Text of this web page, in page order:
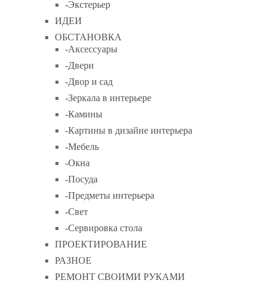
-Экстерьер
ИДЕИ
ОБСТАНОВКА
-Аксессуары
-Двери
-Двор и сад
-Зеркала в интерьере
-Камины
-Картины в дизайне интерьера
-Мебель
-Окна
-Посуда
-Предметы интерьера
-Свет
-Сервировка стола
ПРОЕКТИРОВАНИЕ
РАЗНОЕ
РЕМОНТ СВОИМИ РУКАМИ